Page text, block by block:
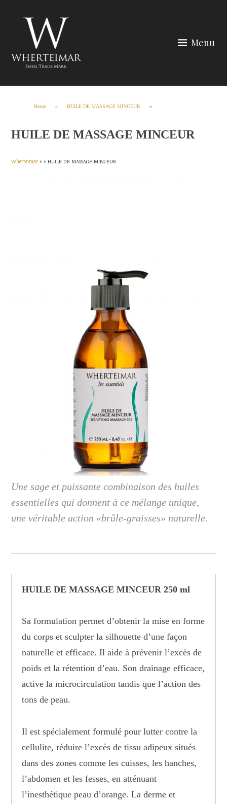
Wherteimar
Menu
Home » HUILE DE MASSAGE MINCEUR »
HUILE DE MASSAGE MINCEUR
Wherteimar » »HUILE DE MASSAGE MINCEUR
Une sage et puissante combinaison des huiles
essentielles qui donnent à ce mélange unique,
une véritable action «brûle-graisses» naturelle.
HUILE DE MASSAGE MINCEUR 250 ml
Sa formulation permet d’obtenir la mise en forme
du corps et sculpter la silhouette d’une façon
naturelle et efficace. Il aide à prévenir l’excès de
poids et la rétention d’eau. Son drainage efficace,
active la microcirculation tandis que l’action des
tons de peau.
Il est spécialement formulé pour lutter contre la
cellulite, réduire l’excès de tissu adipeux situés
dans des zones comme les cuisses, les hanches,
l’abdomen et les fesses, en atténuant
l’inesthétique peau d’orange. La derme et